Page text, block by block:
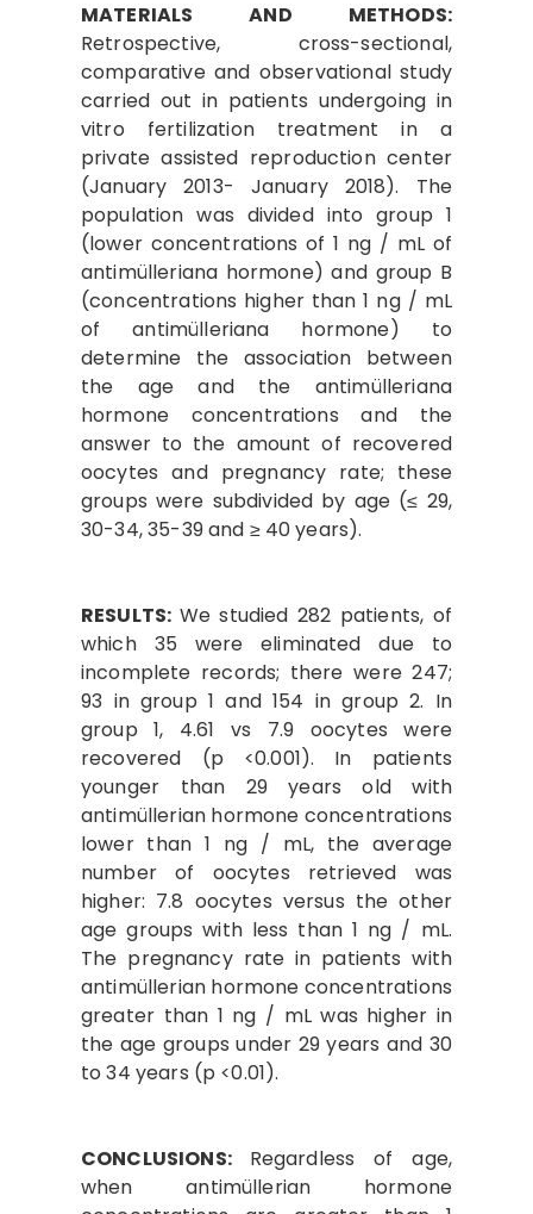
MATERIALS AND METHODS:
Retrospective, cross-sectional,
comparative and observational study
carried out in patients undergoing in
vitro fertilization treatment in a
private assisted reproduction center
(January 2013- January 2018). The
population was divided into group 1
(lower concentrations of 1 ng / mL of
antimülleriana hormone) and group B
(concentrations higher than 1 ng / mL
of antimülleriana hormone) to
determine the association between
the age and the antimülleriana
hormone concentrations and the
answer to the amount of recovered
oocytes and pregnancy rate; these
groups were subdivided by age (≤ 29,
30-34, 35-39 and ≥ 40 years).
RESULTS: We studied 282 patients, of
which 35 were eliminated due to
incomplete records; there were 247;
93 in group 1 and 154 in group 2. In
group 1, 4.61 vs 7.9 oocytes were
recovered (p <0.001). In patients
younger than 29 years old with
antimüllerian hormone concentrations
lower than 1 ng / mL, the average
number of oocytes retrieved was
higher: 7.8 oocytes versus the other
age groups with less than 1 ng / mL.
The pregnancy rate in patients with
antimüllerian hormone concentrations
greater than 1 ng / mL was higher in
the age groups under 29 years and 30
to 34 years (p <0.01).
CONCLUSIONS: Regardless of age,
when antimüllerian hormone